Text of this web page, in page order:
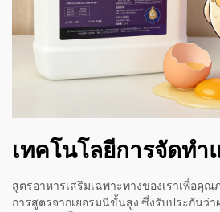
เทคโนโลยีการจัดทํ
สูตรอาหารเสริมเฉพาะทางของเราเพื่อคุ
การสูตรจากเยอรมนีขั้นสูง ซึ่งรับประกัน